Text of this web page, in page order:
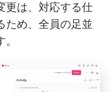
更は、対応する仕
ため、全員の足並